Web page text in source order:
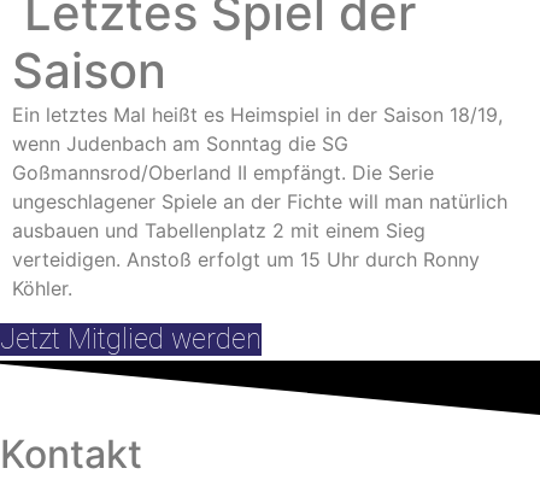
Letztes Spiel der
Saison
Ein letztes Mal heißt es Heimspiel in der Saison 18/19,
wenn Judenbach am Sonntag die SG
Goßmannsrod/Oberland II empfängt. Die Serie
ungeschlagener Spiele an der Fichte will man natürlich
ausbauen und Tabellenplatz 2 mit einem Sieg
verteidigen. Anstoß erfolgt um 15 Uhr durch Ronny
Köhler.
Jetzt Mitglied werden
Kontakt